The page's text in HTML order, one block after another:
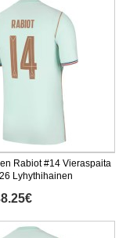
Rabiot #14 Vieraspaita
Lyhythihainen